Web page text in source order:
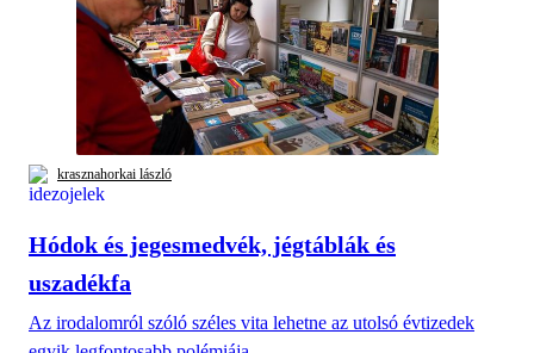
krasznahorkai lászló
Hódok és jegesmedvék, jégtáblák és
uszadékfa
Az irodalomról szóló széles vita lehetne az utolsó évtizedek